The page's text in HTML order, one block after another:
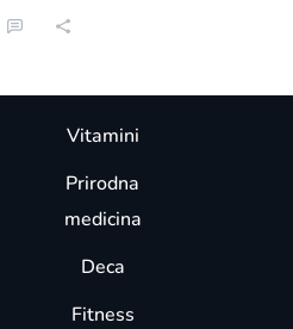
Vitamini
Prirodna
medicina
Deca
Fitness